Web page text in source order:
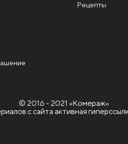
Рецепты
© 2016 - 2021 «Комераж»
с сайта активная